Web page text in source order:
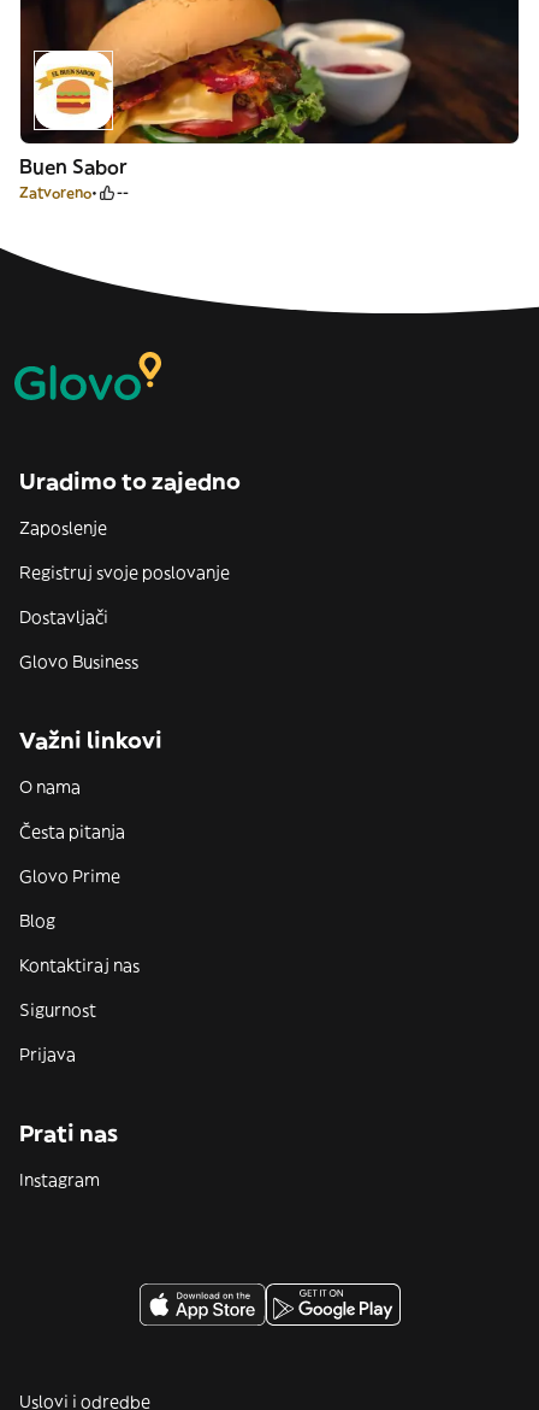
Buen Sabor
Zatvoreno --
Uradimo to zajedno
Zaposlenje
Registruj svoje poslovanje
Dostavljači
Glovo Business
Važni linkovi
O nama
Česta pitanja
Glovo Prime
Blog
Kontaktiraj nas
Sigurnost
Prijava
Prati nas
Instagram
Uslovi i odredbe